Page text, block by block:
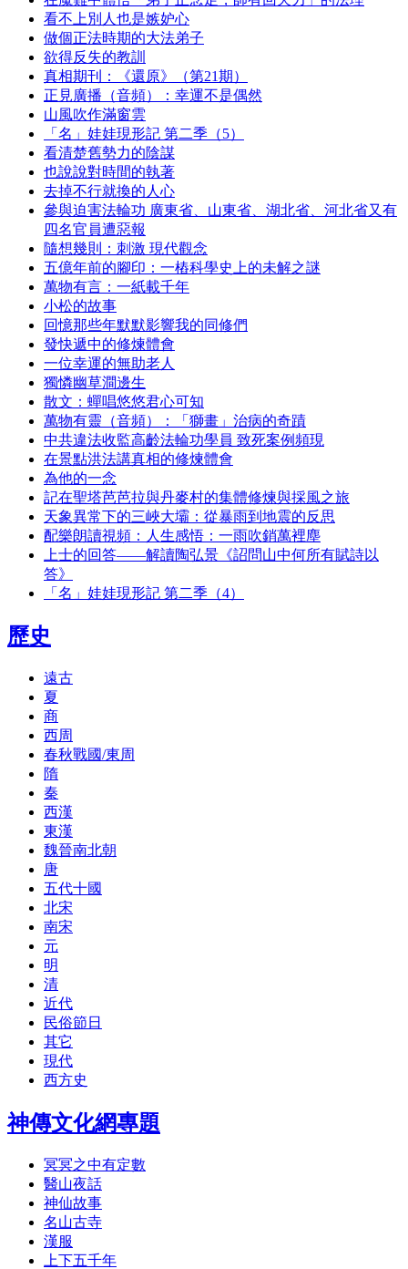
看不上別人也是嫉妒心
做個正法時期的大法弟子
欲得反失的教訓
真相期刊：《還原》（第21期）
正見廣播（音頻）：幸運不是偶然
山風吹作滿窗雲
「名」娃娃現形記 第二季（5）
看清楚舊勢力的陰謀
也說說對時間的執著
去掉不行就換的人心
參與迫害法輪功 廣東省、山東省、湖北省、河北省又有
四名官員遭惡報
隨想幾則：刺激 現代觀念
五億年前的腳印：一樁科學史上的未解之謎
萬物有言：一紙載千年
小松的故事
回憶那些年默默影響我的同修們
發快遞中的修煉體會
一位幸運的無助老人
獨憐幽草澗邊生
散文：蟬唱悠悠君心可知
萬物有靈（音頻）：「獅畫」治病的奇蹟
中共違法收監高齡法輪功學員 致死案例頻現
在景點洪法講真相的修煉體會
為他的一念
記在聖塔芭芭拉與丹麥村的集體修煉與採風之旅
天象異常下的三峽大壩：從暴雨到地震的反思
配樂朗讀視頻：人生感悟：一雨吹銷萬裡塵
上士的回答——解讀陶弘景《詔問山中何所有賦詩以
答》
「名」娃娃現形記 第二季（4）
歷史
遠古
夏
商
西周
春秋戰國/東周
隋
秦
西漢
東漢
魏晉南北朝
唐
五代十國
北宋
南宋
元
明
清
近代
民俗節日
其它
現代
西方史
神傳文化網專題
冥冥之中有定數
醫山夜話
神仙故事
名山古寺
漢服
上下五千年